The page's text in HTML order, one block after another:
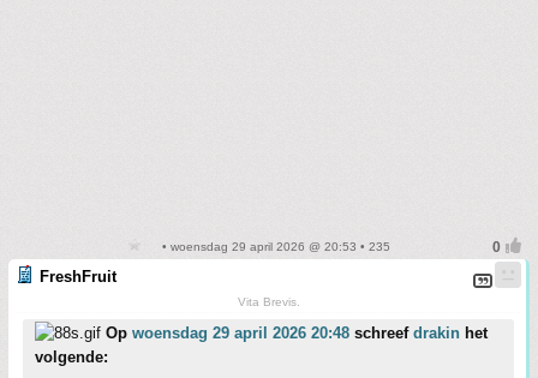
• woensdag 29 april 2026 @ 20:53 • 235
FreshFruit
Vita Brevis.
Op woensdag 29 april 2026 20:48 schreef drakin het
volgende: